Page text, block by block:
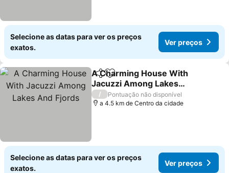
Selecione as datas para ver os preços
exatos.
Ver preços
PartilharAdicionar aos favoritos
A Charming House With
Jacuzzi Among Lakes
And Fjords
Ver preços
/
Pontuação não disponível
a 4.5 km de Centro da cidade
Selecione as datas para ver os preços
exatos.
Ver preços